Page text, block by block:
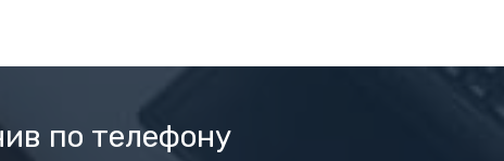
по телефону